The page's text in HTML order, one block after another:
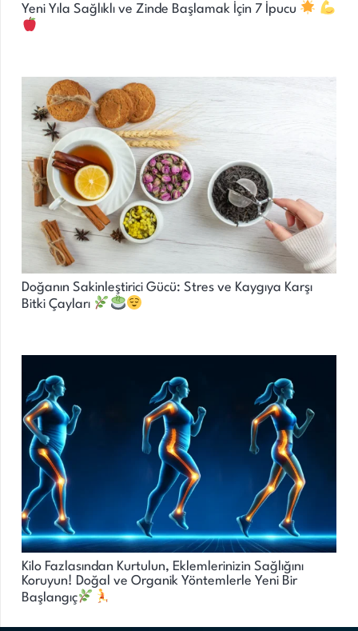
Yeni Yıla Sağlıklı ve Zinde Başlamak İçin 7 İpucu
Doğanın Sakinleştirici Gücü: Stres ve Kaygıya Karşı
Bitki Çayları
Kilo Fazlasından Kurtulun, Eklemlerinizin Sağlığını
Koruyun! Doğal ve Organik Yöntemlerle Yeni Bir
Başlangıç